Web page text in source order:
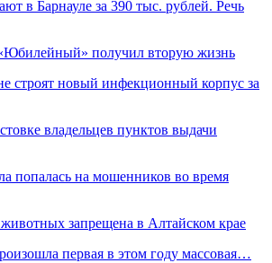
в Барнауле за 390 тыс. рублей. Речь
получил вторую жизнь
строят новый инфекционный корпус за
владельцев пунктов выдачи
попалась на мошенников во время
запрещена в Алтайском крае
первая в этом году массовая…